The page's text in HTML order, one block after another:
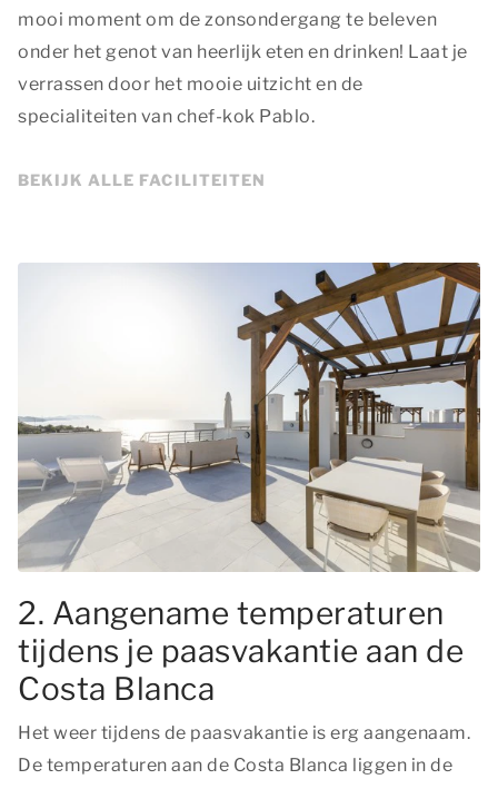
mooi moment om de zonsondergang te beleven
onder het genot van heerlijk eten en drinken! Laat je
verrassen door het mooie uitzicht en de
specialiteiten van chef-kok Pablo.
BEKIJK ALLE FACILITEITEN
2. Aangename temperaturen
tijdens je paasvakantie aan de
Costa Blanca
Het weer tijdens de paasvakantie is erg aangenaam.
De temperaturen aan de Costa Blanca liggen in de